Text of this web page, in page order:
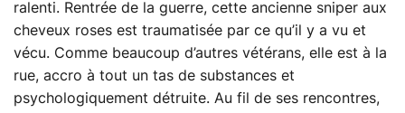
ralenti. Rentrée de la guerre, cette ancienne sniper aux
cheveux roses est traumatisée par ce qu’il y a vu et
vécu. Comme beaucoup d’autres vétérans, elle est à la
rue, accro à tout un tas de substances et
psychologiquement détruite. Au fil de ses rencontres,